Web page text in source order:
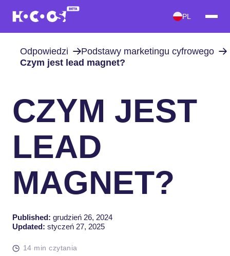
PL
Odpowiedzi
Podstawy marketingu cyfrowego
Czym jest lead magnet?
CZYM JEST
LEAD
MAGNET?
Published: grudzień 26, 2024
Updated: styczeń 27, 2025
14 min czytania